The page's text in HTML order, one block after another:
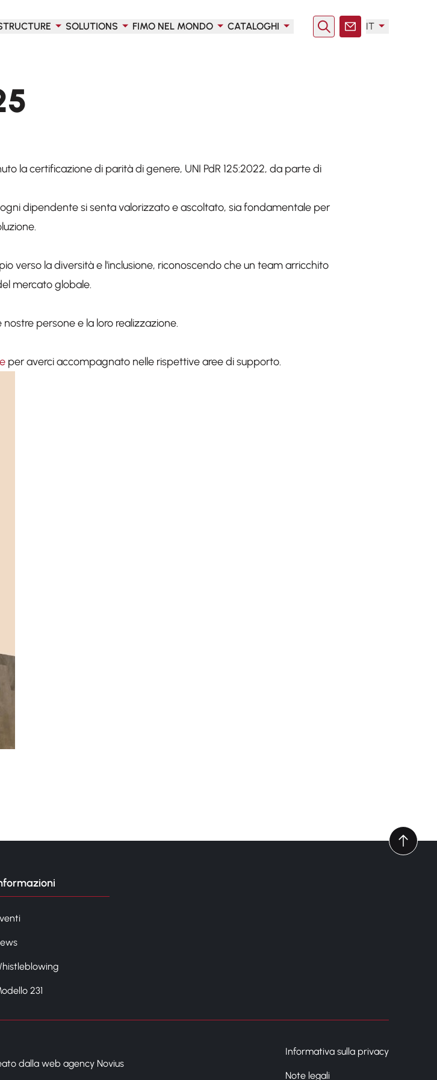
SOLUTIONS FIMO NEL MONDO CATALOGHI RicercaContatto
IT
la certificazione di parità di genere, UNI PdR 125:2022, da parte di
dipendente si senta valorizzato e ascoltato, sia fondamentale per
verso la diversità e l'inclusione, riconoscendo che un team arricchito
mercato globale.
persone e la loro realizzazione.
per averci accompagnato nelle rispettive aree di supporto.
231
dalla web agency Novius
Informativa sulla privacy
Note legali